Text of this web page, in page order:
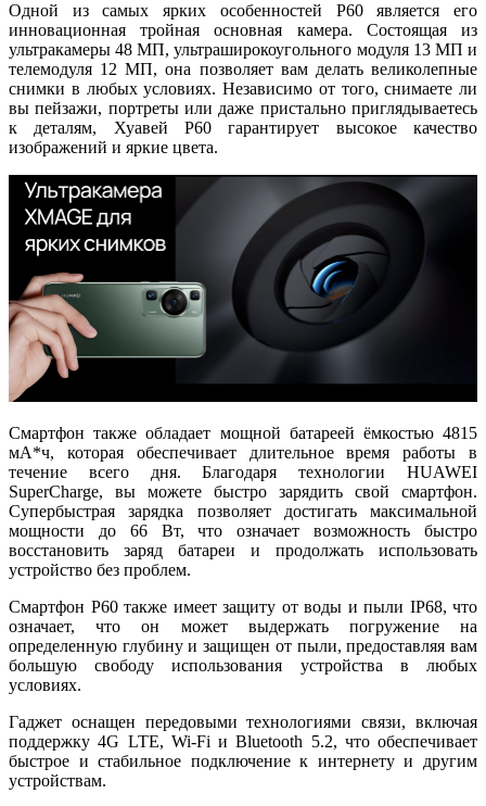
Одной из самых ярких особенностей P60 является его
инновационная тройная основная камера. Состоящая из
ультракамеры 48 МП, ультраширокоугольного модуля 13 МП и
телемодуля 12 МП, она позволяет вам делать великолепные
снимки в любых условиях. Независимо от того, снимаете ли
вы пейзажи, портреты или даже пристально приглядываетесь
к деталям, Хуавей P60 гарантирует высокое качество
изображений и яркие цвета.
Смартфон также обладает мощной батареей ёмкостью 4815
мА*ч, которая обеспечивает длительное время работы в
течение всего дня. Благодаря технологии HUAWEI
SuperCharge, вы можете быстро зарядить свой смартфон.
Супербыстрая зарядка позволяет достигать максимальной
мощности до 66 Вт, что означает возможность быстро
восстановить заряд батареи и продолжать использовать
устройство без проблем.
Смартфон P60 также имеет защиту от воды и пыли IP68, что
означает, что он может выдержать погружение на
определенную глубину и защищен от пыли, предоставляя вам
большую свободу использования устройства в любых
условиях.
Гаджет оснащен передовыми технологиями связи, включая
поддержку 4G LTE, Wi-Fi и Bluetooth 5.2, что обеспечивает
быстрое и стабильное подключение к интернету и другим
устройствам.